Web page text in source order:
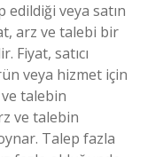
edildiği veya satın
arz ve talebi bir
Fiyat, satıcı
veya hizmet için
talebin
ve talebin
Talep fazla